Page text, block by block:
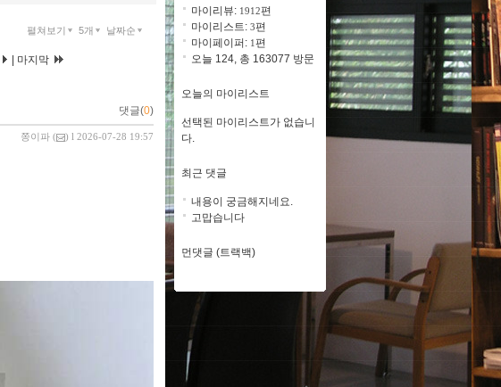
펼쳐보기 5개 날짜순
마지막
댓글(0)
쫑이파 ( ) l 2026-07-28 19:57
마이리뷰: 1912편
마이리스트: 3편
마이페이퍼: 1편
오늘 124, 총 163077 방문
오늘의 마이리스트
선택된 마이리스트가 없습니
다.
최근 댓글
내용이 궁금해지네요.
고맙습니다
먼댓글 (트랙백)